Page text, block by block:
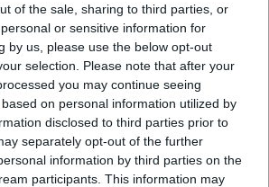
of the sale, sharing to third parties, or
or sensitive information for
by us, please use the below opt-out
selection. Please note that after your
you may continue seeing
on personal information utilized by
disclosed to third parties prior to
separately opt-out of the further
information by third parties on the
participants. This information may
nagy akadály a
is, de ebben is tudnak